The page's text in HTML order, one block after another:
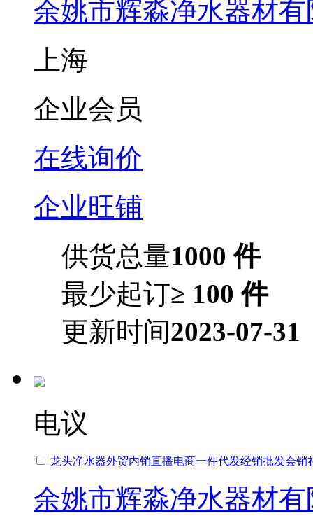
余姚市辉淼净水器材
上海
企业会员
在线询价
企业旺铺
供货总量1000 件
最少起订≥ 100 件
更新时间2023-07-31
电议
龙头净水器外贸内销直播电商一件代发经销批发会销
余姚市辉淼净水器材